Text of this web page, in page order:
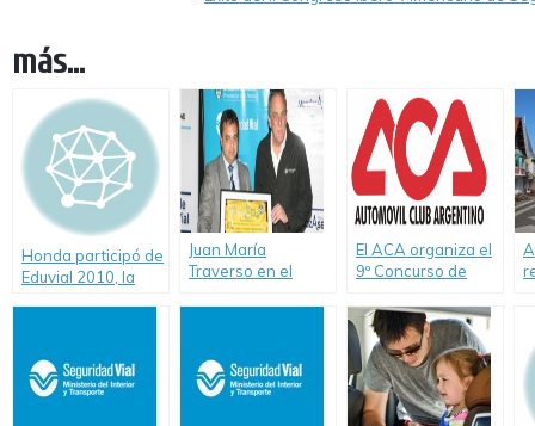
más...
Honda participó de
Eduvial 2010, la
Juan María
Traverso en el
Mendoza
El ACA organiza el
9º Concurso de
Seguridad de los
Peatones y la
Conducción»